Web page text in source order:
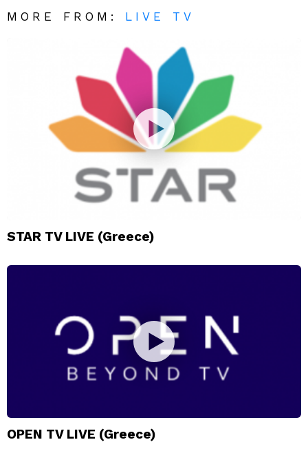
MORE FROM: LIVE TV
STAR TV LIVE (Greece)
OPEN TV LIVE (Greece)